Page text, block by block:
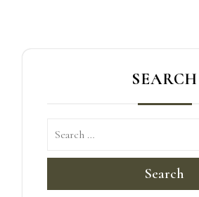
SEARCH
Search